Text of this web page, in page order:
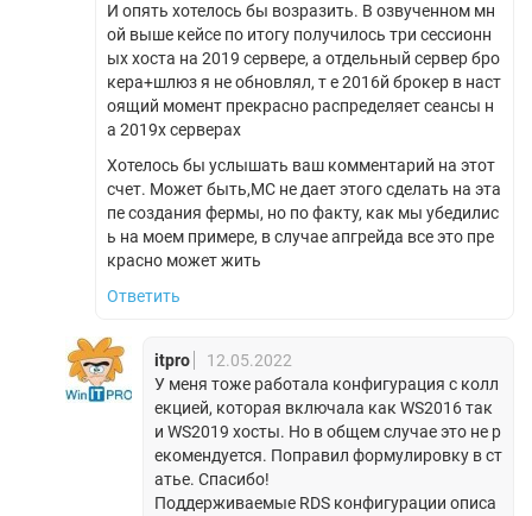
И опять хотелось бы возразить. В озвученном мн
ой выше кейсе по итогу получилось три сессионн
ых хоста на 2019 сервере, а отдельный сервер бро
кера+шлюз я не обновлял, т е 2016й брокер в наст
оящий момент прекрасно распределяет сеансы н
а 2019х серверах
Хотелось бы услышать ваш комментарий на этот
счет. Может быть,МС не дает этого сделать на эта
пе создания фермы, но по факту, как мы убедилис
ь на моем примере, в случае апгрейда все это пре
красно может жить
Ответить
itpro
12.05.2022
У меня тоже работала конфигурация с колл
екцией, которая включала как WS2016 так
и WS2019 хосты. Но в общем случае это не р
екомендуется. Поправил формулировку в ст
атье. Спасибо!
Поддерживаемые RDS конфигурации описа